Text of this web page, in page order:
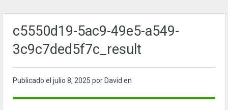
c5550d19-5ac9-49e5-a549-
3c9c7ded5f7c_result
Publicado el julio 8, 2025 por David en